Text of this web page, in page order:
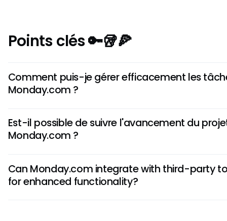
Points clés 🔑🥡🍕
Comment puis-je gérer efficacement les
Monday.com ?
cartes de tâches détaillées avec des délais clairs, des
descriptions de tâches. Utilisez des étiquettes, des
Est-il possible de suivre l'avancement du
Monday.com ?
de Gantt, les chronologies et les fonctionnalités de suivi
surveiller l'état et le calendrier du projet. Utilisez ces outils
Can Monday.com integrate with third-party
for enhanced functionality?